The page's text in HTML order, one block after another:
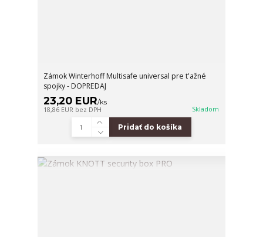
Zámok Winterhoff Multisafe universal pre t'ažné
spojky - DOPREDAJ
23,20 EUR/ks
18,86 EUR bez DPH Skladom
Pridať do košíka